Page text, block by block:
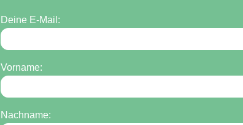
Deine E-Mail:
Vorname:
Nachname: